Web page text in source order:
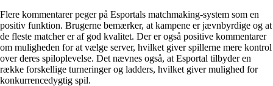
Flere kommentarer peger på Esportals matchmaking-system som en
positiv funktion. Brugerne bemærker, at kampene er jævnbyrdige og at
de fleste matcher er af god kvalitet. Der er også positive kommentarer
om muligheden for at vælge server, hvilket giver spillerne mere kontrol
over deres spiloplevelse. Det nævnes også, at Esportal tilbyder en
række forskellige turneringer og ladders, hvilket giver mulighed for
konkurrencedygtig spil.